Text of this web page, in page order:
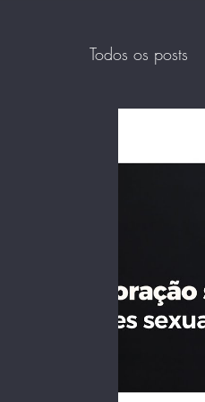
Todos os posts